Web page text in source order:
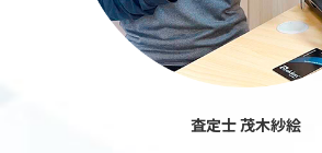
査定士 茂木紗絵